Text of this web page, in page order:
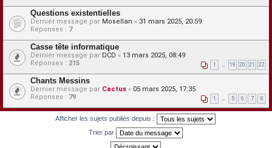
Questions existentielles
Dernier message par Mosellan « 31 mars 2025, 20:59
Réponses : 7
Casse tête informatique
Dernier message par DCD « 13 mars 2025, 08:49
Réponses : 215 1 … 19 20 21 22
Chants Messins
Dernier message par Cactus « 05 mars 2025, 17:35
Réponses : 79 1 … 5 6 7 8
Afficher les sujets publiés depuis :
Trier par